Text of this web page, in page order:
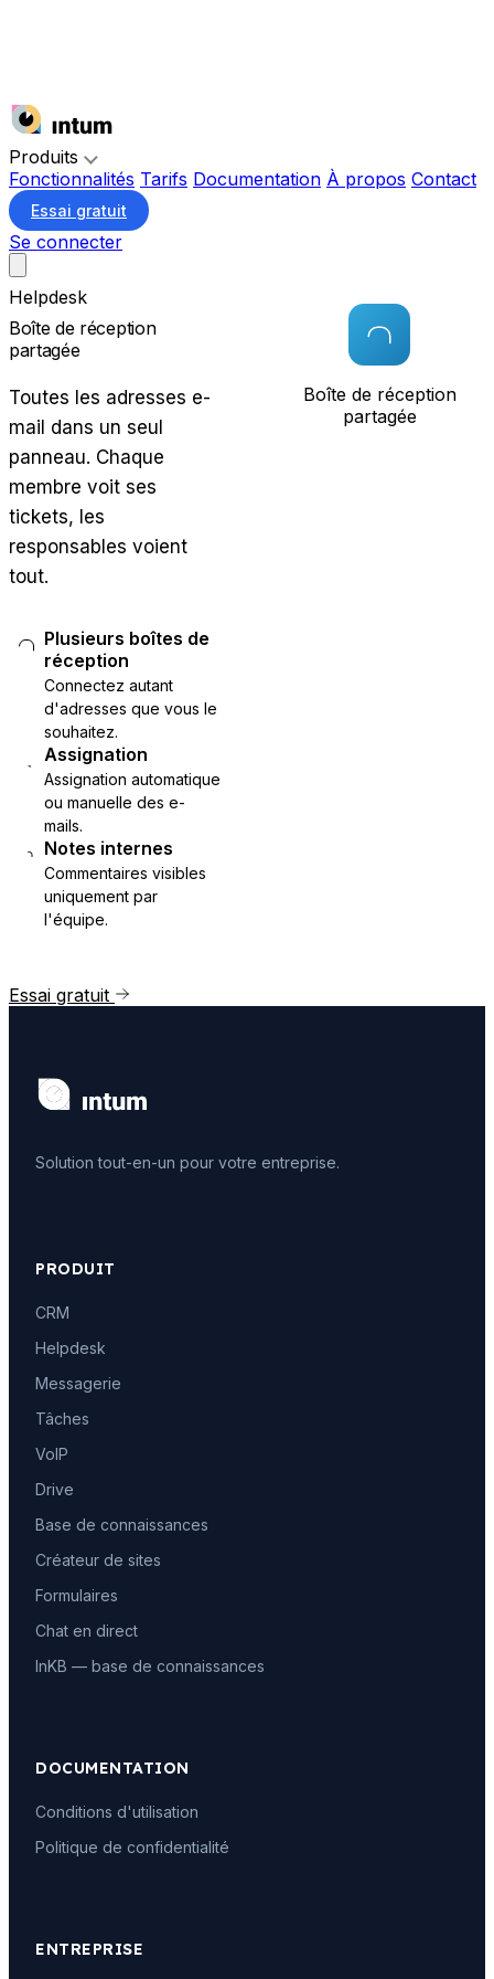
Produits
Fonctionnalités Tarifs Documentation À propos Contact
Essai gratuit
Se connecter
Helpdesk
Boîte de réception
partagée
Toutes les adresses e-
mail dans un seul
panneau. Chaque
membre voit ses
tickets, les
responsables voient
tout.
Plusieurs boîtes de
réception
Connectez autant
d'adresses que vous le
souhaitez.
Assignation
Assignation automatique
ou manuelle des e-
mails.
Notes internes
Commentaires visibles
uniquement par
l'équipe.
Essai gratuit
Boîte de réception
partagée
Solution tout-en-un pour votre entreprise.
PRODUIT
CRM
Helpdesk
Messagerie
Tâches
VoIP
Drive
Base de connaissances
Créateur de sites
Formulaires
Chat en direct
InKB — base de connaissances
DOCUMENTATION
Conditions d'utilisation
Politique de confidentialité
ENTREPRISE